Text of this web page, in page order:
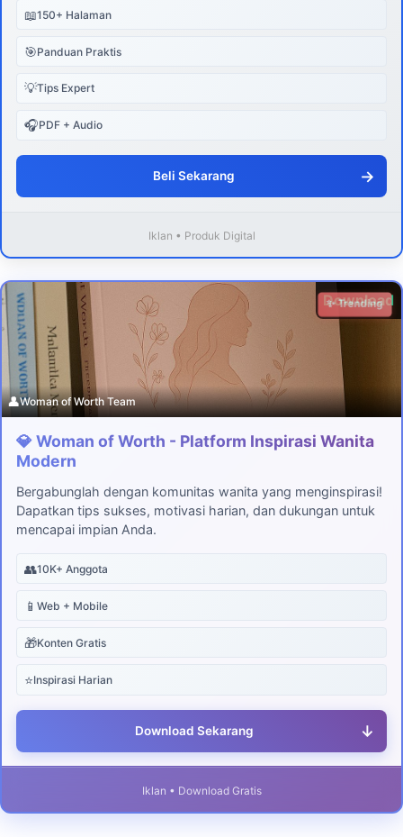
📖150+ Halaman
🎯Panduan Praktis
💡Tips Expert
🎧PDF + Audio
Beli Sekarang →
Iklan • Produk Digital
Download
✨ Trending
👤Woman of Worth Team
💎 Woman of Worth - Platform Inspirasi Wanita
Modern
Bergabunglah dengan komunitas wanita yang menginspirasi!
Dapatkan tips sukses, motivasi harian, dan dukungan untuk
mencapai impian Anda.
👥10K+ Anggota
📱 Web + Mobile
🎁Konten Gratis
⭐Inspirasi Harian
Download Sekarang ↓
Iklan • Download Gratis